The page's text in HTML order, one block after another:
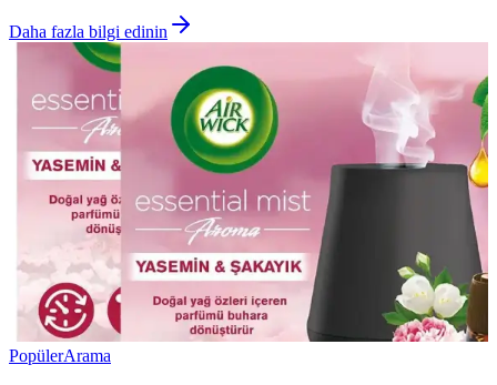
Daha fazla bilgi edinin
PopülerArama